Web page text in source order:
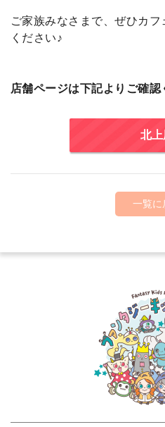
ご家族みなさまで、ぜひカ
ください♪
店舗ページは下記よりご確認
北上
一覧に